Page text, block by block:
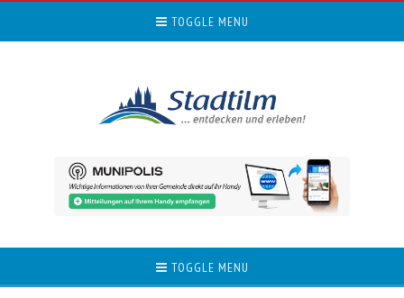
TOGGLE MENU
TOGGLE MENU